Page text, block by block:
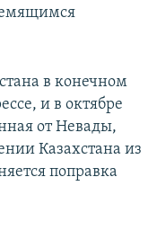
в конечном
и в октябре
от Невады,
Казахстана из
поправка